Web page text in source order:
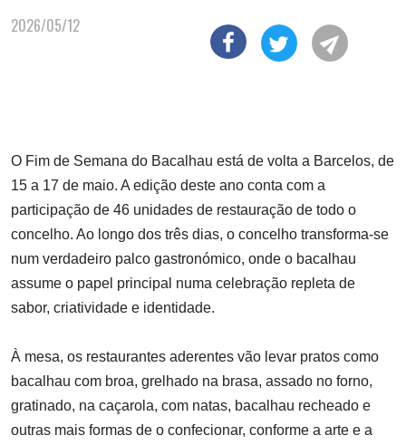
2026/05/12
O Fim de Semana do Bacalhau está de volta a Barcelos, de
15 a 17 de maio. A edição deste ano conta com a
participação de 46 unidades de restauração de todo o
concelho. Ao longo dos três dias, o concelho transforma-se
num verdadeiro palco gastronómico, onde o bacalhau
assume o papel principal numa celebração repleta de
sabor, criatividade e identidade.
À mesa, os restaurantes aderentes vão levar pratos como
bacalhau com broa, grelhado na brasa, assado no forno,
gratinado, na caçarola, com natas, bacalhau recheado e
outras mais formas de o confecionar, conforme a arte e a